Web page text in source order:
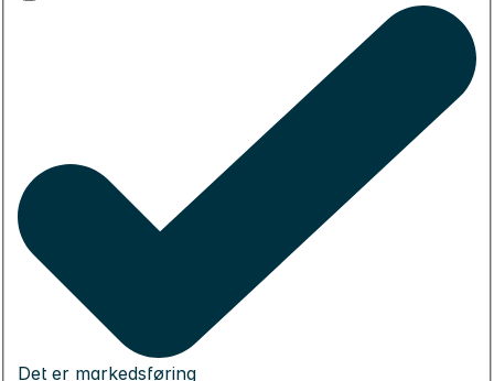
Det er markedsføring